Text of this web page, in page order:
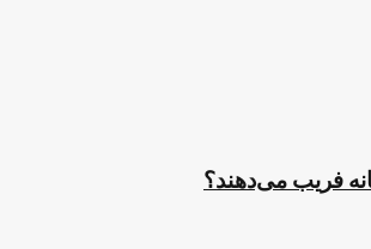
فریب می‌دهند؟